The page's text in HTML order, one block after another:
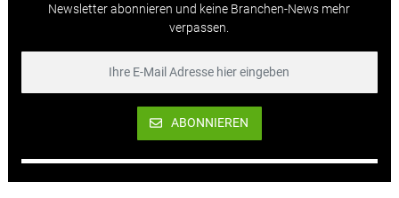
Newsletter abonnieren und keine Branchen-News mehr
verpassen.
ABONNIEREN